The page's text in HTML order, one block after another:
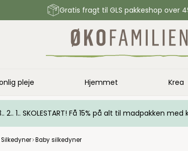
Gratis fragt til GLS pakkeshop over
pleje Hjemmet Krea
2.. 1.. SKOLESTART! Få 15% på alt til madpakken med
Silkedyner Baby silkedyner